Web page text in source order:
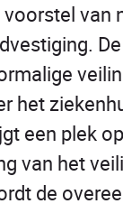
van
het
een plek
van het
de